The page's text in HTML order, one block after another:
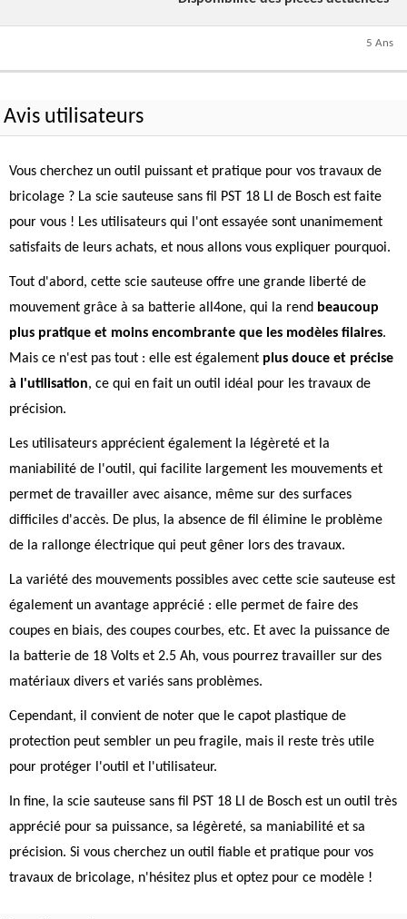
5 Ans
Avis utilisateurs
Vous cherchez un outil puissant et pratique pour vos travaux de
bricolage ? La scie sauteuse sans fil PST 18 LI de Bosch est faite
pour vous ! Les utilisateurs qui l'ont essayée sont unanimement
satisfaits de leurs achats, et nous allons vous expliquer pourquoi.
Tout d'abord, cette scie sauteuse offre une grande liberté de
mouvement grâce à sa batterie all4one, qui la rend beaucoup
plus pratique et moins encombrante que les modèles filaires.
Mais ce n'est pas tout : elle est également plus douce et précise
à l'utilisation, ce qui en fait un outil idéal pour les travaux de
précision.
Les utilisateurs apprécient également la légèreté et la
maniabilité de l'outil, qui facilite largement les mouvements et
permet de travailler avec aisance, même sur des surfaces
difficiles d'accès. De plus, la absence de fil élimine le problème
de la rallonge électrique qui peut gêner lors des travaux.
La variété des mouvements possibles avec cette scie sauteuse est
également un avantage apprécié : elle permet de faire des
coupes en biais, des coupes courbes, etc. Et avec la puissance de
la batterie de 18 Volts et 2.5 Ah, vous pourrez travailler sur des
matériaux divers et variés sans problèmes.
Cependant, il convient de noter que le capot plastique de
protection peut sembler un peu fragile, mais il reste très utile
pour protéger l'outil et l'utilisateur.
In fine, la scie sauteuse sans fil PST 18 LI de Bosch est un outil très
apprécié pour sa puissance, sa légèreté, sa maniabilité et sa
précision. Si vous cherchez un outil fiable et pratique pour vos
travaux de bricolage, n'hésitez plus et optez pour ce modèle !